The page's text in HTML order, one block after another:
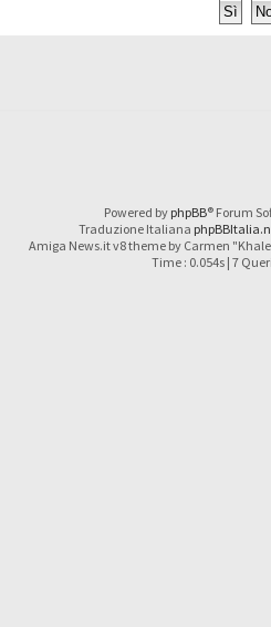
Powered by phpBB® Forum
Traduzione Italiana
Amiga News.it v8 theme by Carmen
Time : 0.054s | 7